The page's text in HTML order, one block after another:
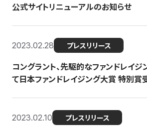
公式サイトリニューアルのお知らせ
2023.02.28 プレスリリース
コングラント、先駆的なファンドレイ
て日本ファンドレイジング大賞 特別賞
2023.02.10 プレスリリース